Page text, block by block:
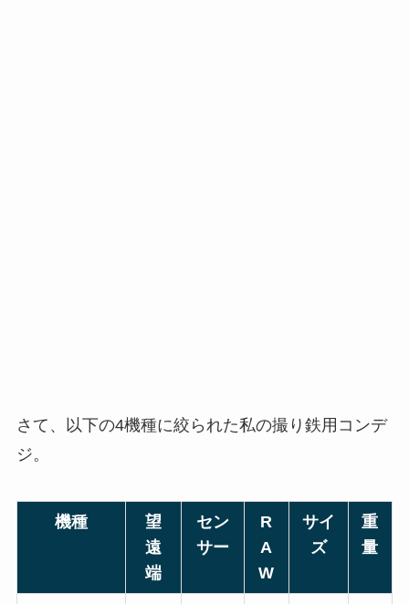
さて、以下の4機種に絞られた私の撮り鉄用コンデ
ジ。
機種
望
遠
端
セン
サー
R
A
W
サイ
ズ
重
量